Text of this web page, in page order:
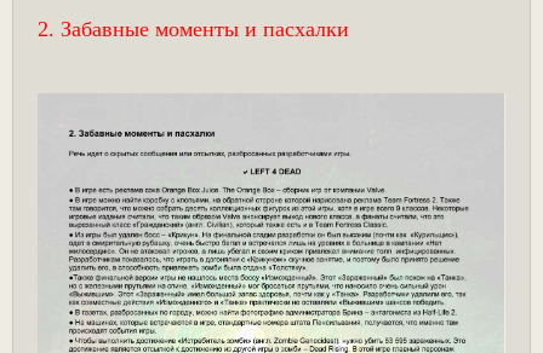
2. Забавные моменты и пасхалки